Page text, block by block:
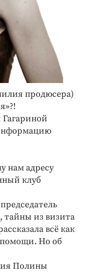
продюсера)
нам адресу
клуб
тайны из визита
всё как
помощи. Но об
Полины